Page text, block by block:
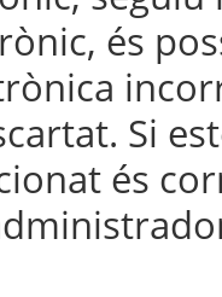
és
Si
és